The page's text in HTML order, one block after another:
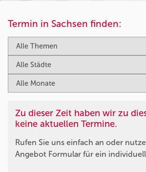
Termin in Sachsen finden:
Zu dieser Zeit haben wir zu
keine aktuellen Termine.
Rufen Sie uns einfach an oder
Angebot Formular für ein